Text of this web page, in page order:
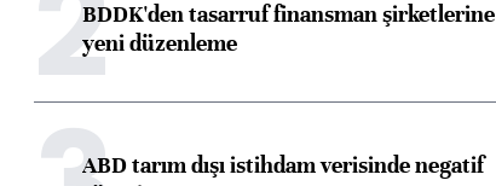
BDDK'den tasarruf finansman şirketlerine
yeni düzenleme
ABD tarım dışı istihdam verisinde negatif